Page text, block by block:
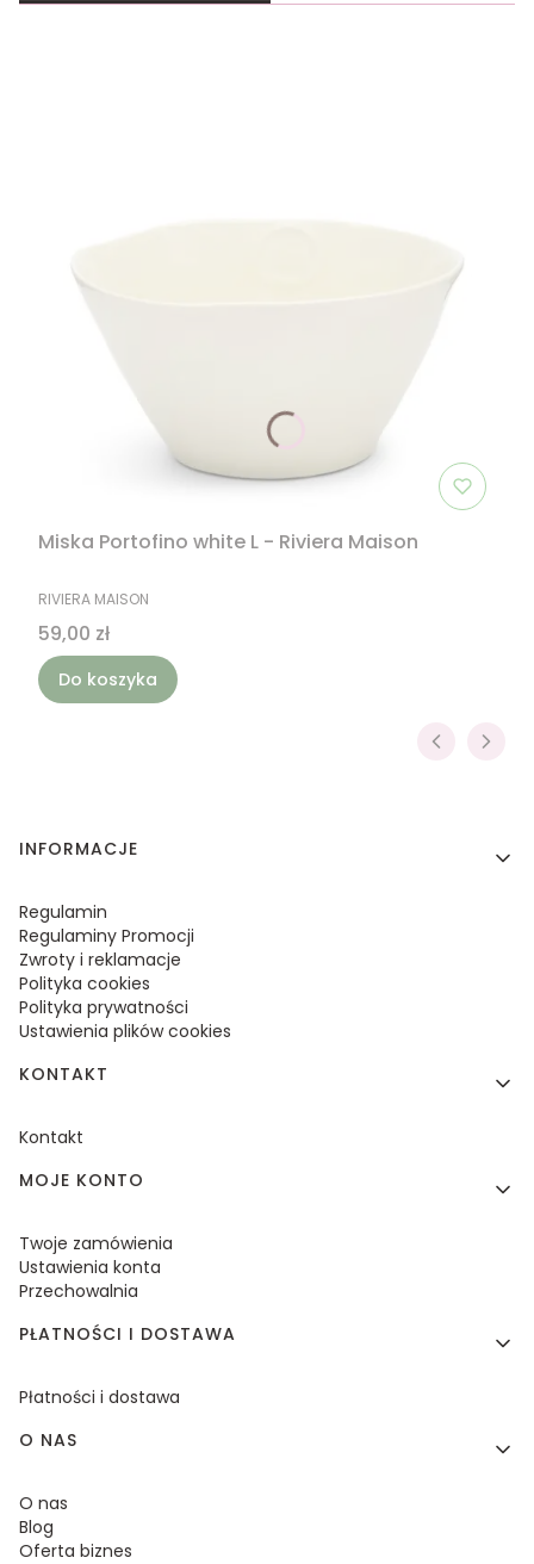
Miska Portofino white L - Riviera Maison
PRODUCENT
RIVIERA MAISON
Cena
59,00 zł
Do koszyka
Linki w stopce
INFORMACJE
Regulamin
Regulaminy Promocji
Zwroty i reklamacje
Polityka cookies
Polityka prywatności
Ustawienia plików cookies
KONTAKT
Kontakt
MOJE KONTO
Twoje zamówienia
Ustawienia konta
Przechowalnia
PŁATNOŚCI I DOSTAWA
Płatności i dostawa
O NAS
O nas
Blog
Oferta biznes